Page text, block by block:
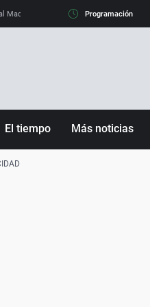
Madrid y su 'sí' al Barça La llamada
Programación
El tiempo Más noticias